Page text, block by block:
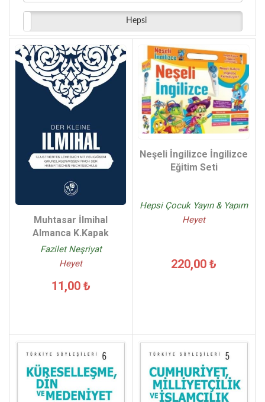
Yeni Asya Neşriyat - (9)
IPS İletişim Vakfı Yayınları - (7)
Hepsi
Muhtasar İlmihal
Almanca K.Kapak
Fazilet Neşriyat
Heyet
11,00 ₺
Neşeli İngilizce İngilizce
Eğitim Seti
Hepsi Çocuk Yayın & Yapım
Heyet
220,00 ₺